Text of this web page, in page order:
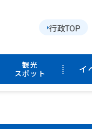
行政TOP
観光
スポット
イ